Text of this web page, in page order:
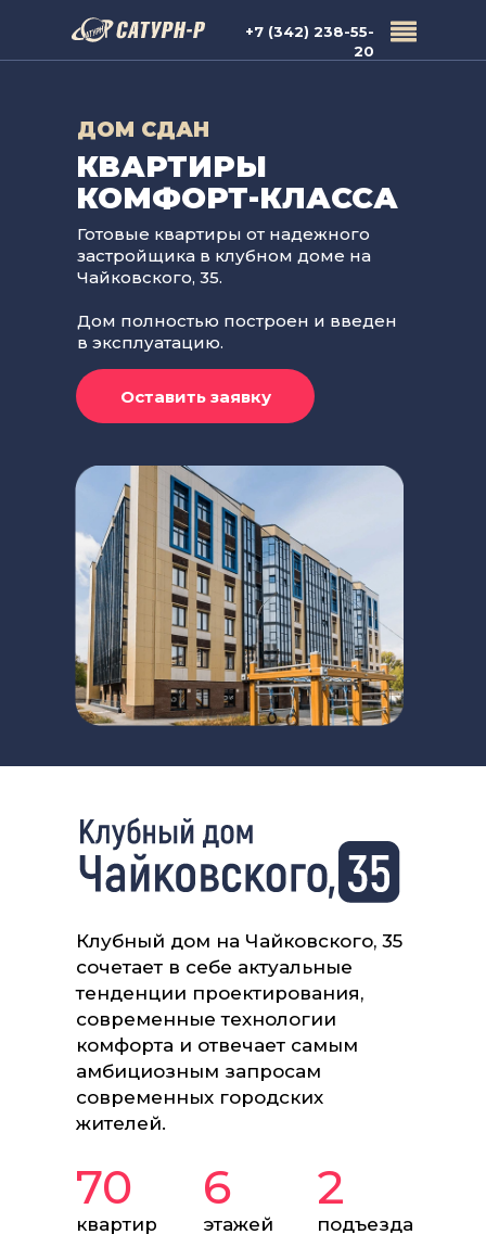
Клубный дом на Чайковского, 35
сочетает в себе актуальные
тенденции проектирования,
современные технологии
комфорта и отвечает самым
амбициозным запросам
современных городских
жителей.
70
квартир
6
этажей
2
подъезда
КВАРТИРЫ
КОМФОРТ-КЛАССА
ДОМ СДАН
Готовые квартиры от надежного
застройщика в клубном доме на
Чайковского, 35.
Дом полностью построен и введен
в эксплуатацию.
+7 (342) 238-55-
20